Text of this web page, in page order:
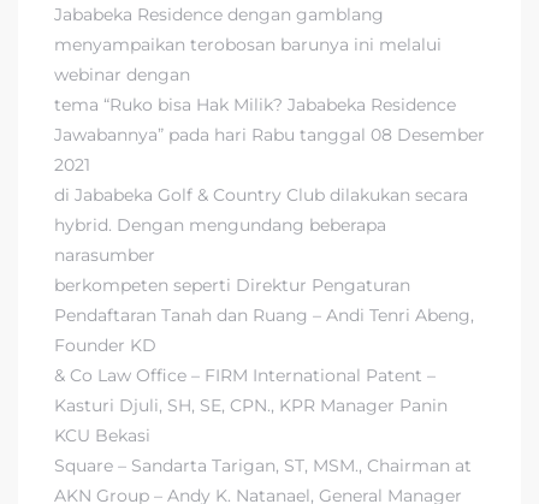
Jababeka Residence dengan gamblang
menyampaikan terobosan barunya ini melalui
webinar dengan
tema “Ruko bisa Hak Milik? Jababeka Residence
Jawabannya” pada hari Rabu tanggal 08 Desember
2021
di Jababeka Golf & Country Club dilakukan secara
hybrid. Dengan mengundang beberapa
narasumber
berkompeten seperti Direktur Pengaturan
Pendaftaran Tanah dan Ruang – Andi Tenri Abeng,
Founder KD
& Co Law Office – FIRM International Patent –
Kasturi Djuli, SH, SE, CPN., KPR Manager Panin
KCU Bekasi
Square – Sandarta Tarigan, ST, MSM., Chairman at
AKN Group – Andy K. Natanael, General Manager